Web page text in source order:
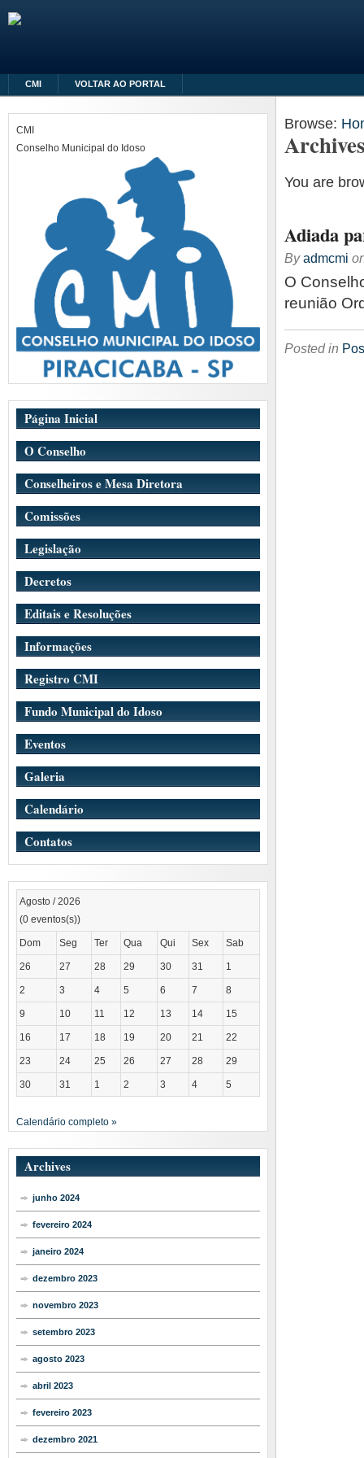
CMI VOLTAR AO PORTAL
Browse:
You are
Adiada
Byadmcmi
O
reunião
Posted in
CMI
Conselho Municipal do Idoso
Página Inicial
O Conselho
Conselheiros e Mesa Diretora
Comissões
Legislação
Decretos
Editais e Resoluções
Informações
Registro CMI
Fundo Municipal do Idoso
Eventos
Galeria
Calendário
Contatos
Agosto / 2026
(0 eventos(s))
Dom Seg Ter Qua Qui Sex Sab
26 27 28 29 30 31 1
2 3 4 5 6 7 8
9 10 11 12 13 14 15
16 17 18 19 20 21 22
23 24 25 26 27 28 29
30 31 1 2 3 4 5
Calendário completo »
Archives
junho 2024
fevereiro 2024
janeiro 2024
dezembro 2023
novembro 2023
setembro 2023
agosto 2023
abril 2023
fevereiro 2023
dezembro 2021